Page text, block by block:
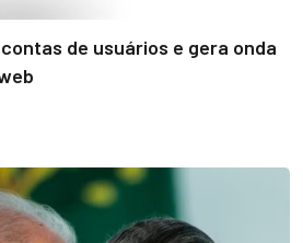
de usuários e gera onda